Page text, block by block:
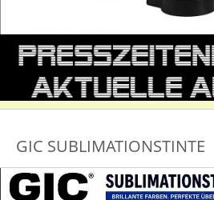
GIC SUBLIMATIONSTINTE